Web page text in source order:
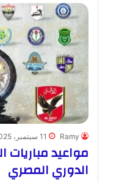
Ramy 11 سبتمبر، 2025
مواعيد
الدوري المصري